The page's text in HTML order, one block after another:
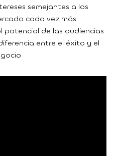
semejantes a los
cada vez más
de las audiencias
entre el éxito y el